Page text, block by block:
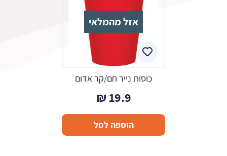
אזל מהמלאי
כוסות נייר חם/קר אדום
19.9
₪
הוספה לסל